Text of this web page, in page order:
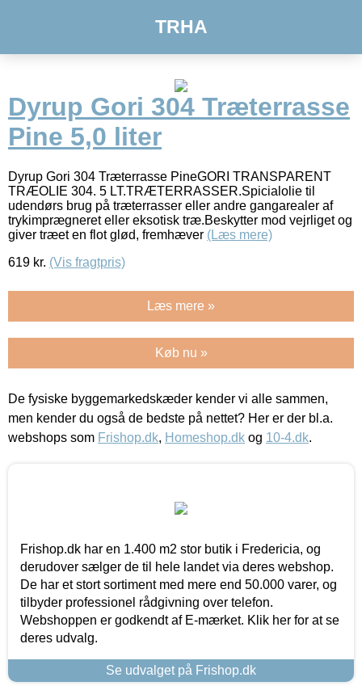
TRHA
Dyrup Gori 304 Træterrasse
Pine 5,0 liter
Dyrup Gori 304 Træterrasse PineGORI TRANSPARENT
TRÆOLIE 304. 5 LT.TRÆTERRASSER.Spicialolie til
udendørs brug på træterrasser eller andre gangarealer af
trykimprægneret eller eksotisk træ.Beskytter mod vejrliget og
giver træet en flot glød, fremhæver (Læs mere)
619 kr. (Vis fragtpris)
Læs mere »
Køb nu »
De fysiske byggemarkedskæder kender vi alle sammen,
men kender du også de bedste på nettet? Her er der bl.a.
webshops som Frishop.dk, Homeshop.dk og 10-4.dk.
Frishop.dk har en 1.400 m2 stor butik i Fredericia, og
derudover sælger de til hele landet via deres webshop.
De har et stort sortiment med mere end 50.000 varer, og
tilbyder professionel rådgivning over telefon.
Webshoppen er godkendt af E-mærket. Klik her for at se
deres udvalg.
Se udvalget på Frishop.dk